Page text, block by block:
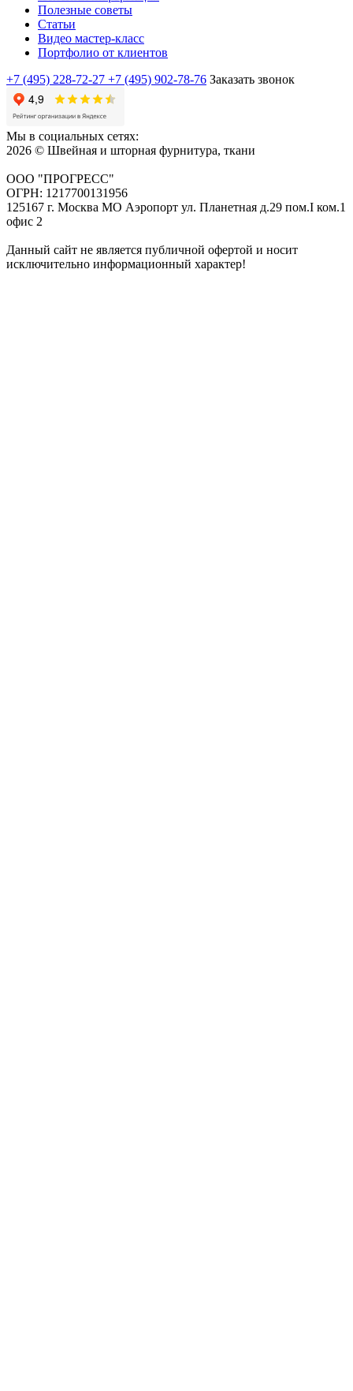
Полезные советы
Статьи
Видео мастер-класс
Портфолио от клиентов
+7 (495) 228-72-27 +7 (495) 902-78-76 Заказать звонок
Мы в социальных сетях:
2026 © Швейная и шторная фурнитура, ткани
ООО "ПРОГРЕСС"
ОГРН: 1217700131956
125167 г. Москва МО Аэропорт ул. Планетная д.29 пом.I ком.1
офис 2
Данный сайт не является публичной офертой и носит
исключительно информационный характер!